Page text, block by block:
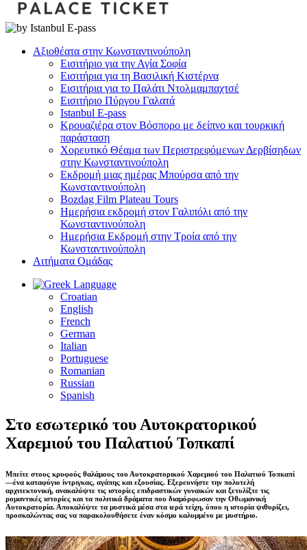
Αξιοθέατα στην Κωνσταντινούπολη
Εισιτήριο για την Αγία Σοφία
Εισιτήρια για τη Βασιλική Κιστέρνα
Εισιτήρια για το Παλάτι Ντολμαμπαχτσέ
Εισιτήριο Πύργου Γαλατά
Istanbul E-pass
Κρουαζιέρα στον Βόσπορο με δείπνο και τουρκική
παράσταση
Χορευτικό Θέαμα των Περιστρεφόμενων Δερβίσηδων
στην Κωνσταντινούπολη
Εκδρομή μιας ημέρας Μπούρσα από την
Κωνσταντινούπολη
Bozdag Film Plateau Tours
Ημερήσια εκδρομή στον Γαλιπόλι από την
Κωνσταντινούπολη
Ημερήσια Εκδρομή στην Τροία από την
Κωνσταντινούπολη
Αιτήματα Ομάδας
Language
Croatian
English
French
German
Italian
Portuguese
Romanian
Russian
Spanish
Στο εσωτερικό του Αυτοκρατορικού
Χαρεμιού του Παλατιού Τοπκαπί
Μπείτε στους κρυφούς θαλάμους του Αυτοκρατορικού Χαρεμιού του Παλατιού Τοπκαπί
—ένα καταφύγιο ίντριγκας, αγάπης και εξουσίας. Εξερευνήστε την πολυτελή
αρχιτεκτονική, ανακαλύψτε τις ιστορίες επιδραστικών γυναικών και ξετυλίξτε τις
ρομαντικές ιστορίες και τα πολιτικά δράματα που διαμόρφωσαν την Οθωμανική
Αυτοκρατορία. Αποκαλύψτε τα μυστικά μέσα στα ιερά τείχη, όπου η ιστορία ψιθυρίζει,
προσκαλώντας σας να παρακολουθήσετε έναν κόσμο καλυμμένο με μυστήριο.